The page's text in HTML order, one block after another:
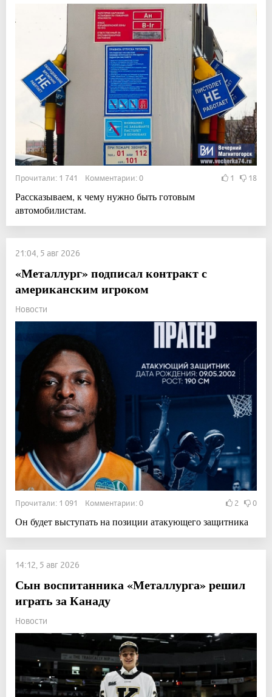
Прочитали: 1 741 Комментарии: 0 1 18
Рассказываем, к чему нужно быть готовым
автомобилистам.
21:04, 5 авг 2026
«Металлург» подписал контракт с
американским игроком
Новости
Прочитали: 1 091 Комментарии: 0 2 0
Он будет выступать на позиции атакующего защитника
14:12, 5 авг 2026
Сын воспитанника «Металлурга» решил
играть за Канаду
Новости